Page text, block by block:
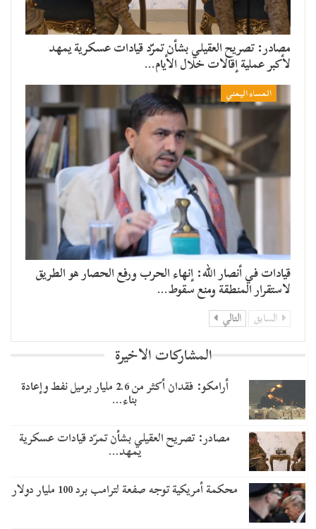
مصادر: تصريح العقيلي بشأن تمرّد قيادات عسكرية يمهد
لأكبر عملية إقالات خلال الأيام…
المساء اليمني
قيادات في أنصار الله: إنهاء الحرب ورفع الحصار هو الطريق
لاستقرار المنطقة ومنع سقوط…
السابق التالي
المشاركات الاخيرة
أرامكو: فقدان أكثر من 2.6 مليار برميل نفط وإعادة
بناء…
مصادر: تصريح العقيلي بشأن تمرّد قيادات عسكرية
يمهد…
محكمة أمريكية توجه صفعة لترامب برد 100 مليار دولار